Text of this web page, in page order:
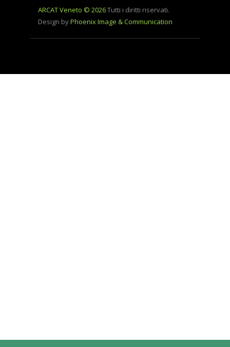
ARCAT Veneto © 2026Tutti i diritti riservati.
Design byPhoenix Image & Communication